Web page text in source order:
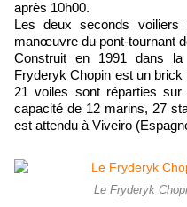
après 10h00.
Les deux seconds
manœuvre du pont-tournant
Construit en 1991 dans
Fryderyk Chopin est un
21 voiles sont réparties
capacité de 12 marins, 27
est attendu à Viveiro
Le Fryderyk